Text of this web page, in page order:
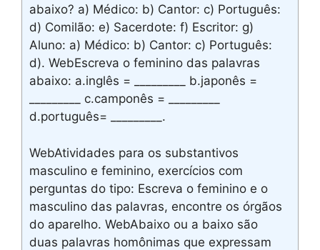
abaixo? a) Médico: b) Cantor: c) Português:
d) Comilão: e) Sacerdote: f) Escritor: g)
Aluno: a) Médico: b) Cantor: c) Português:
d). WebEscreva o feminino das palavras
abaixo: a.inglês = _________ b.japonês =
_________ c.camponês = _________
d.português= _________.
WebAtividades para os substantivos
masculino e feminino, exercícios com
perguntas do tipo: Escreva o feminino e o
masculino das palavras, encontre os órgãos
do aparelho. WebAbaixo ou a baixo são
duas palavras homônimas que expressam